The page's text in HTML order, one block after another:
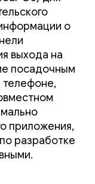
о
выхода на
посадочным
приложения,
разработке